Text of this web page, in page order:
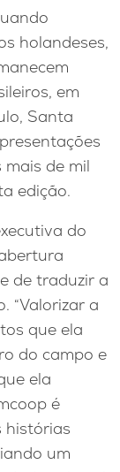
holandeses,
em
Santa
de mil
edição.
do
de traduzir a
“Valorizar a
que ela
do campo e
ela
é
histórias
um